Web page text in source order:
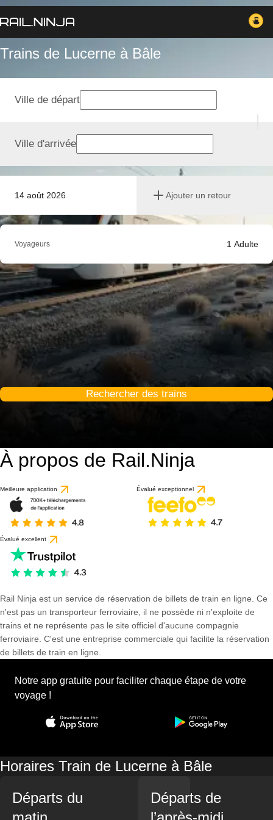
Trains de Lucerne à Bâle
14 août 2026 Ajouter un retour
Ville de départ
Ville d'arrivée
Voyageurs 1 Adulte
Rechercher des trains
À propos de Rail.Ninja
Meilleure application Évalué exceptionnel
Évalué excellent
Rail Ninja est un service de réservation de billets de train en ligne. Ce
n'est pas un transporteur ferroviaire, il ne possède ni n'exploite de
trains et ne représente pas le site officiel d'aucune compagnie
ferroviaire. C'est une entreprise commerciale qui facilite la réservation
de billets de train en ligne.
Notre app gratuite pour faciliter chaque étape de votre
voyage !
Horaires Train de Lucerne à Bâle
Départs du
Départs de